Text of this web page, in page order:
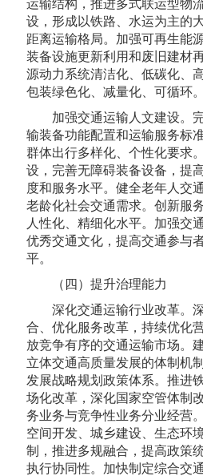
运输结构，推进多式联运型物
设，形成以铁路、水运为主的
距离运输格局。加强可再生能
装备设施更新利用和废旧建材
源动力系统清洁化、低碳化、
包装绿色化、减量化、可循环。
加强交通运输人文建设。完
输装备功能配置和运输服务标
群体出行多样化、个性化要求
设，完善无障碍装备设备，提
度和服务水平。健全老年人交
老龄化社会交通需求。创新服
人性化、精细化水平。加强交
优秀交通文化，提高交通参与
平。
（四）提升治理能力
深化交通运输行业改革。深
合、优化服务改革，持续优化
放竞争有序的交通运输市场。
立体交通高质量发展的体制机
发展战略规划政策体系。推进
场化改革，深化国家空管体制
务业务与竞争性业务分业经营
空间开发、城乡建设、生态环
制，推进多规融合，提高政策
执行协同性。加快制定综合交